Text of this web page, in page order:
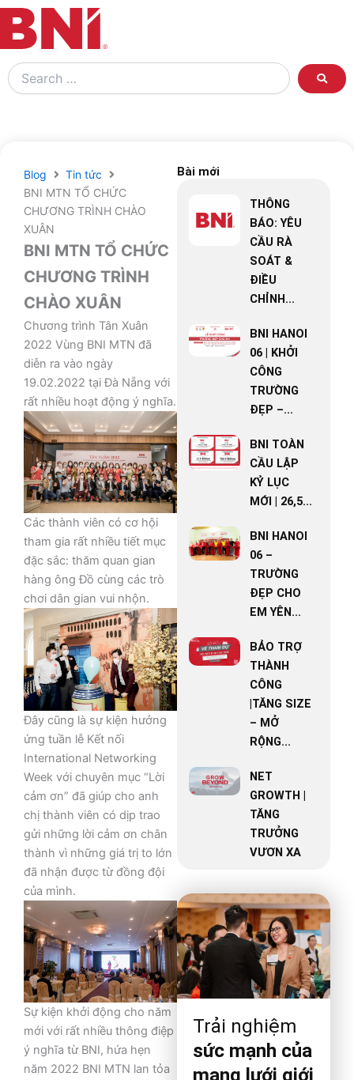
Search
…
Blog
Tin tức
BNI MTN TỔ CHỨC
CHƯƠNG TRÌNH CHÀO
XUÂN
BNI MTN TỔ CHỨC
CHƯƠNG TRÌNH
CHÀO XUÂN
Chương trình Tân Xuân
2022 Vùng BNI MTN đã
diễn ra vào ngày
19.02.2022 tại Đà Nẵng với
rất nhiều hoạt động ý nghĩa.
Các thành viên có cơ hội
tham gia rất nhiều tiết mục
đặc sắc: thăm quan gian
hàng ông Đồ cùng các trò
chơi dân gian vui nhộn.
Đây cũng là sự kiện hưởng
ứng tuần lễ Kết nối
International Networking
Week với chuyên mục “Lời
cảm ơn” đã giúp cho anh
chị thành viên có dịp trao
gửi những lời cảm ơn chân
thành vì những giá trị to lớn
đã nhận được từ đồng đội
của mình.
Sự kiện khởi động cho năm
mới với rất nhiều thông điệp
ý nghĩa từ BNI, hứa hẹn
năm 2022 BNI MTN lan tỏa
Bài mới
THÔNG
BÁO: YÊU
CẦU RÀ
SOÁT &
ĐIỀU
CHỈNH...
BNI HANOI
06 | KHỞI
CÔNG
TRƯỜNG
ĐẸP –...
BNI TOÀN
CẦU LẬP
KỶ LỤC
MỚI | 26,5...
BNI HANOI
06 –
TRƯỜNG
ĐẸP CHO
EM YÊN...
BẢO TRỢ
THÀNH
CÔNG
|TĂNG SIZE
– MỞ
RỘNG...
NET
GROWTH |
TĂNG
TRƯỞNG
VƯƠN XA
Trải nghiệm
sức mạnh của
mạng lưới giới